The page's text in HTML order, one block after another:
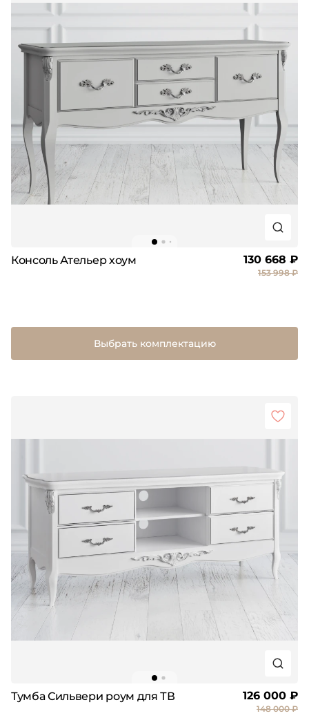
Консоль Ательер хоум 130 668 ₽
153 998 ₽
Выбрать комплектацию
Тумба Сильвери роум для ТВ 126 000 ₽
148 000 ₽